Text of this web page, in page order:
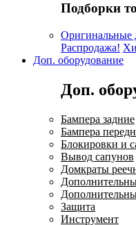
Подборки
Оригинальные
Распродажа!
Доп. оборудование
Доп.
Бампера задние
Бампера
Блокировки и
Вывод сапунов
Домкраты
Защита
Инструмент